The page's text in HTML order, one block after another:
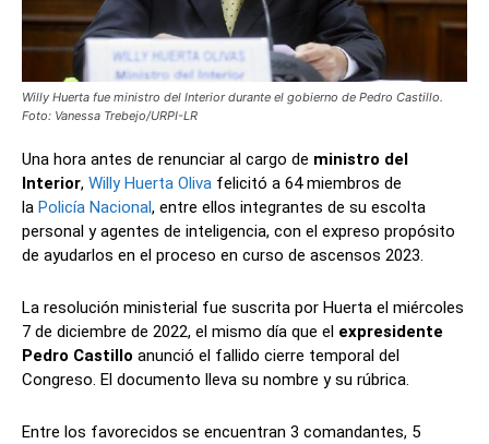
Willy Huerta fue ministro del Interior durante el gobierno de Pedro Castillo.
Foto: Vanessa Trebejo/URPI-LR
Una hora antes de renunciar al cargo de ministro del
Interior, Willy Huerta Oliva felicitó a 64 miembros de
la Policía Nacional, entre ellos integrantes de su escolta
personal y agentes de inteligencia, con el expreso propósito
de ayudarlos en el proceso en curso de ascensos 2023.
La resolución ministerial fue suscrita por Huerta el miércoles
7 de diciembre de 2022, el mismo día que el expresidente
Pedro Castillo anunció el fallido cierre temporal del
Congreso. El documento lleva su nombre y su rúbrica.
Entre los favorecidos se encuentran 3 comandantes, 5